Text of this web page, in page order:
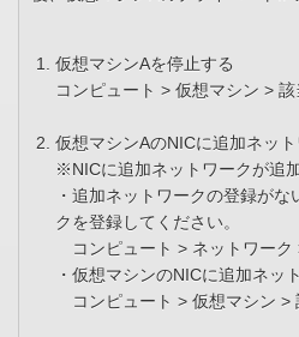
仮想マシンAを停止する
コンピュート > 仮想マシン >
仮想マシンAのNICに追加ネッ
※NICに追加ネットワークが追
・追加ネットワークの登録が
クを登録してください。
コンピュート > ネットワーク
・仮想マシンのNICに追加ネッ
コンピュート > 仮想マシン >